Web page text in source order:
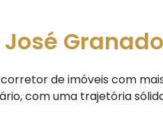
Granado
de imóveis com
com uma trajetória